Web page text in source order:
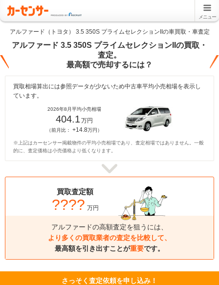
メニュー
アルファード（トヨタ） 3.5 350S プライムセレクションIIの車買取・車査定
アルファード 3.5 350S プライムセレクションIIの買取・
査定。
最高額で売却するには？
買取相場算出には参照データが少ないため中古車平均小売相場を表示し
ています。
2026年8月平均小売相場
404.1 万円
（前月比： +14.8万円）
※上記はカーセンサー掲載物件の平均小売相場であり、査定相場ではありません。一般
的に、査定価格は小売価格より低くなります。
買取査定額
???? 万円
アルファードの高額査定を狙うには、
より多くの買取業者の査定を比較して、
最高額を引き出すことが重要です。
さっそく査定依頼を申し込み！